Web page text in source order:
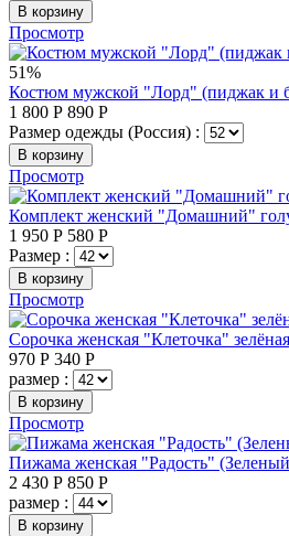
В корзину
Просмотр
51%
Костюм мужской "Лорд" (пиджак и
1 800 Р 890 Р
Размер одежды (Россия) :
В корзину
Просмотр
Комплект женский "Домашний"
1 950 Р 580 Р
Размер :
В корзину
Просмотр
Сорочка женская "Клеточка" зелёная
970 Р 340 Р
размер :
В корзину
Просмотр
Пижама женская "Радость"
2 430 Р 850 Р
размер :
В корзину